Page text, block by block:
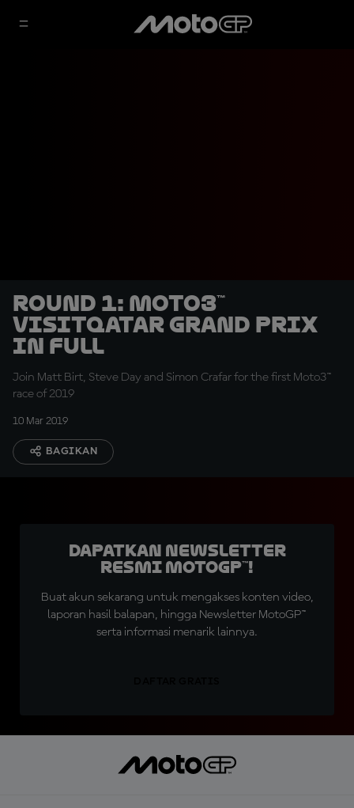
Round 1: Moto3™
VisitQatar Grand Prix
in full
Join Matt Birt, Steve Day and Simon Crafar for the first Moto3™
race of 2019
10 Mar 2019
BAGIKAN
Dapatkan Newsletter
Resmi MotoGP™!
Buat akun sekarang untuk mengakses konten video,
laporan hasil balapan, hingga Newsletter MotoGP™
serta informasi menarik lainnya.